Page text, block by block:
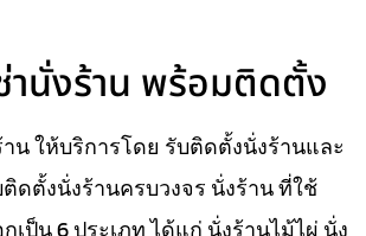
านั่งร้าน พร้อมติดตั้ง
น ให้บริการโดย รับติดตั้งนั่งร้านและ
ดตั้งนั่งร้านครบวงจร นั่งร้าน ที่ใช้